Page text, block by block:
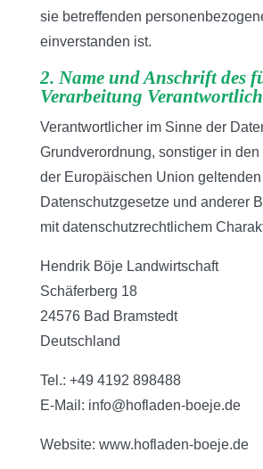
sie betreffenden
einverstanden ist.
2. Name und Anschrift des
Verarbeitung
Verantwortlicher im Sinne der
Grundverordnung, sonstiger in
der Europäischen Union geltenden
Datenschutzgesetze und anderer
mit datenschutzrechtlichem
Hendrik Böje Landwirtschaft
Schäferberg 18
24576 Bad Bramstedt
Deutschland
Tel.: +49 4192 898488
E-Mail: info@hofladen-boeje.de
Website: www.hofladen-boeje.de